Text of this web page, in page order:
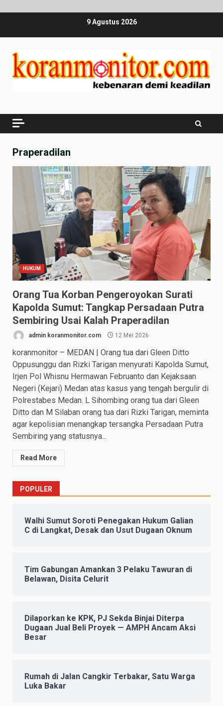
9 Agustus 2026
Praperadilan
HUKUM
Orang Tua Korban Pengeroyokan Surati
Kapolda Sumut: Tangkap Persadaan Putra
Sembiring Usai Kalah Praperadilan
admin koranmonitor.com 12 Mei 2026
koranmonitor – MEDAN | Orang tua dari Gleen Ditto
Oppusunggu dan Rizki Tarigan menyurati Kapolda Sumut,
Irjen Pol Whisnu Hermawan Februanto dan Kejaksaan
Negeri (Kejari) Medan atas kasus yang tengah bergulir di
Polrestabes Medan. L Sihombing orang tua dari Gleen
Ditto dan M Silaban orang tua dari Rizki Tarigan, meminta
agar kepolisian menangkap tersangka Persadaan Putra
Sembiring yang statusnya...
Read More
POPULER
Walhi Sumut Soroti Penegakan Hukum Galian
C di Langkat, Desak dan Usut Dugaan Oknum
Tim Gabungan Amankan 3 Pelaku Tawuran di
Belawan, Disita Celurit
Dilaporkan ke KPK, PJ Sekda Binjai Diterpa
Dugaan Jual Beli Proyek — AMPH Ancam Aksi
Besar
Rumah di Jalan Cangkir Terbakar, Satu Warga
Luka Bakar